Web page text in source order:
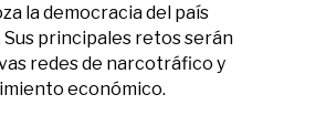
la democracia del país
principales retos serán
redes de narcotráfico y
económico.